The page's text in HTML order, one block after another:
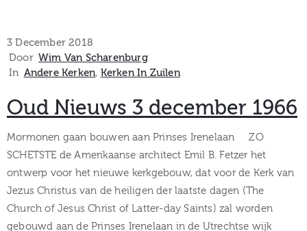
Activiteiten
Verhalen
over
Zuilen
3 December 2018
Door Wim Van Scharenburg
In Andere Kerken‚ Kerken In Zuilen
Oud Nieuws 3 december 1966
Mormonen gaan bouwen aan Prinses Irenelaan ZO
SCHETSTE de Amerikaanse architect Emil B. Fetzer het
ontwerp voor het nieuwe kerkgebouw, dat voor de Kerk van
Jezus Christus van de heiligen der laatste dagen (The
Church of Jesus Christ of Latter-day Saints) zal worden
gebouwd aan de Prinses Irenelaan in de Utrechtse wijk